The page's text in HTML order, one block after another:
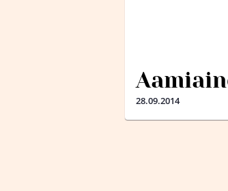
28.09.2014